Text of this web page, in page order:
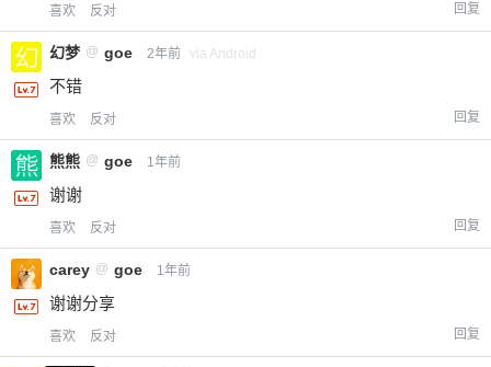
喜欢 反对 回复
幻梦 @ goe 2年前 via Android
不错
喜欢 反对 回复
熊熊 @ goe 1年前
谢谢
喜欢 反对 回复
carey @ goe 1年前
谢谢分享
喜欢 反对 回复